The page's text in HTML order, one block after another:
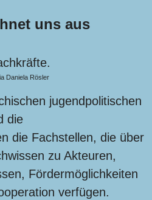
uns aus
Daniela Rösler
jugendpolitischen
die
die Fachstellen, die über
zu Akteuren,
Fördermöglichkeiten
verfügen.